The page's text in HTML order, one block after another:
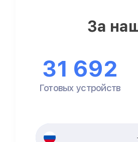
За
31 692
Готовых устройств